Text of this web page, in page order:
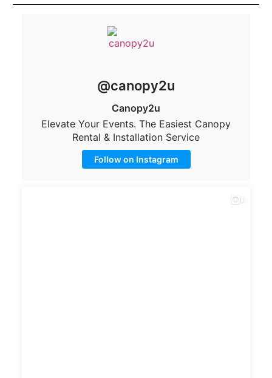
@canopy2u
Canopy2u
Elevate Your Events. The Easiest Canopy
Rental & Installation Service
Follow on Instagram